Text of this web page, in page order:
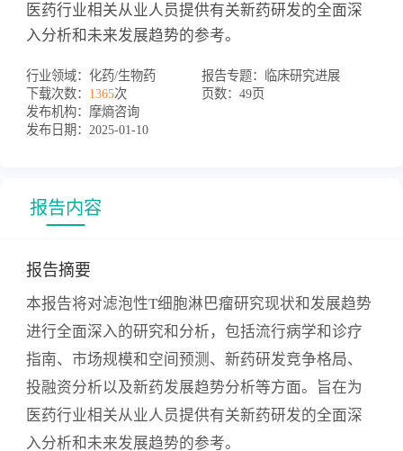
医药行业相关从业人员提供有关新药研发的全面深
入分析和未来发展趋势的参考。
行业领域： 化药/生物药 报告专题： 临床研究进展
下载次数： 1365次 页数： 49页
发布机构： 摩熵咨询
发布日期： 2025-01-10
报告内容
报告摘要
本报告将对滤泡性T细胞淋巴瘤研究现状和发展趋势
进行全面深入的研究和分析，包括流行病学和诊疗
指南、市场规模和空间预测、新药研发竞争格局、
投融资分析以及新药发展趋势分析等方面。旨在为
医药行业相关从业人员提供有关新药研发的全面深
入分析和未来发展趋势的参考。